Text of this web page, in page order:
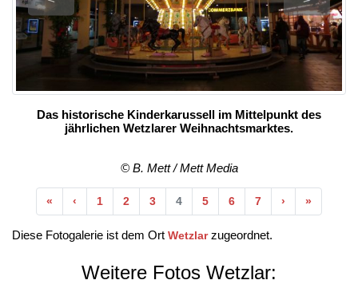
Das historische Kinderkarussell im Mittelpunkt des
jährlichen Wetzlarer Weihnachtsmarktes.
© B. Mett / Mett Media
« Anfang
‹ Vorherige
1 2 3 4 5 6 7 › Nächste
»
Diese Fotogalerie ist dem Ort Wetzlarzugeordnet.
Weitere Fotos Wetzlar: